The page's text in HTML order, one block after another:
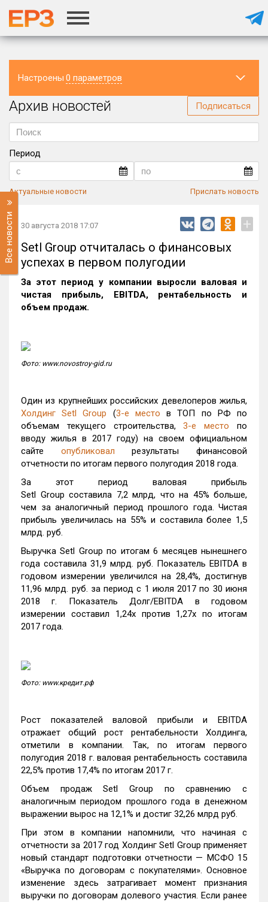
Настроены 0 параметров
Регион
Архив новостей Подписаться
Период
Актуальные новости Прислать новость
Все новости 30 августа 2018 17:07 +
Setl Group отчиталась о финансовых
успехах в первом полугодии
За этот период у компании выросли валовая и
чистая прибыль, EBITDA, рентабельность и
объем продаж.
Фото: www.novostroy-gid.ru
Один из крупнейших российских девелоперов жилья,
Холдинг Setl Group (3-е место в ТОП по РФ по
объемам текущего строительства,3-е место по
вводу жилья в 2017 году) на своем официальном
сайте опубликовал результаты финансовой
отчетности по итогам первого полугодия 2018 года.
За этот период валовая прибыль
Setl Group составила 7,2 млрд, что на 45% больше,
чем за аналогичный период прошлого года. Чистая
прибыль увеличилась на 55% и составила более 1,5
млрд. руб.
Выручка Setl Group по итогам 6 месяцев нынешнего
года составила 31,9 млрд. руб. Показатель EBITDA в
годовом измерении увеличился на 28,4%, достигнув
11,96 млрд. руб. за период с 1 июля 2017 по 30 июня
2018 г. Показатель Долг/EBITDA в годовом
измерении составил 1,24х против 1,27х по итогам
2017 года.
Фото: www.кредит.рф
Рост показателей валовой прибыли и EBITDA
отражает общий рост рентабельности Холдинга,
отметили в компании. Так, по итогам первого
полугодия 2018 г. валовая рентабельность составила
22,5% против 17,4% по итогам 2017 г.
Объем продаж Setl Group по сравнению с
аналогичным периодом прошлого года в денежном
выражении вырос на 12,1% и достиг 32,26 млрд руб.
При этом в компании напомнили, что начиная с
отчетности за 2017 год Холдинг Setl Group применяет
новый стандарт подготовки отчетности — МСФО 15
«Выручка по договорам с покупателями». Основное
изменение здесь затрагивает момент признания
выручки по договорам долевого участия. Если ранее